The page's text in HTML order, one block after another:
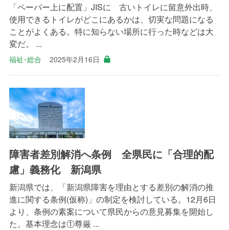
「ペーパー上に配置」JISに 古いトイレに留意外出時、
使用できるトイレがどこにあるかは、切実な問題になる
ことがよくある。特に知らない場所に行った時などは大
変だ。 ...
福祉･総合 2025年2月16日
障害者差別解消へ条例 全県民に「合理的配
慮」義務化 新潟県
新潟県では、「新潟県障害を理由とする差別の解消の推
進に関する条例(仮称)」の制定を検討している。12月6日
より、条例の素案について県民からの意見募集を開始し
た。基本理念は①尊厳 ...